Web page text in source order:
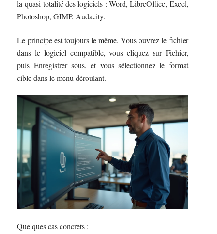
la quasi-totalité des logiciels : Word, LibreOffice, Excel,
Photoshop, GIMP, Audacity.
Le principe est toujours le même. Vous ouvrez le fichier
dans le logiciel compatible, vous cliquez sur Fichier,
puis Enregistrer sous, et vous sélectionnez le format
cible dans le menu déroulant.
Quelques cas concrets :